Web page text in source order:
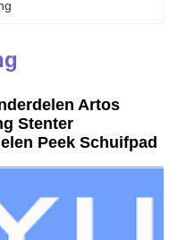
Artos
Stenter
Peek Schuifpad